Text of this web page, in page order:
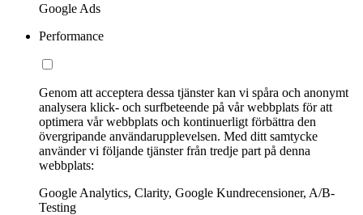
Google Ads
Performance
Genom att acceptera dessa tjänster kan vi spåra och anonymt
analysera klick- och surfbeteende på vår webbplats för att
optimera vår webbplats och kontinuerligt förbättra den
övergripande användarupplevelsen. Med ditt samtycke
använder vi följande tjänster från tredje part på denna
webbplats:
Google Analytics, Clarity, Google Kundrecensioner, A/B-
Testing